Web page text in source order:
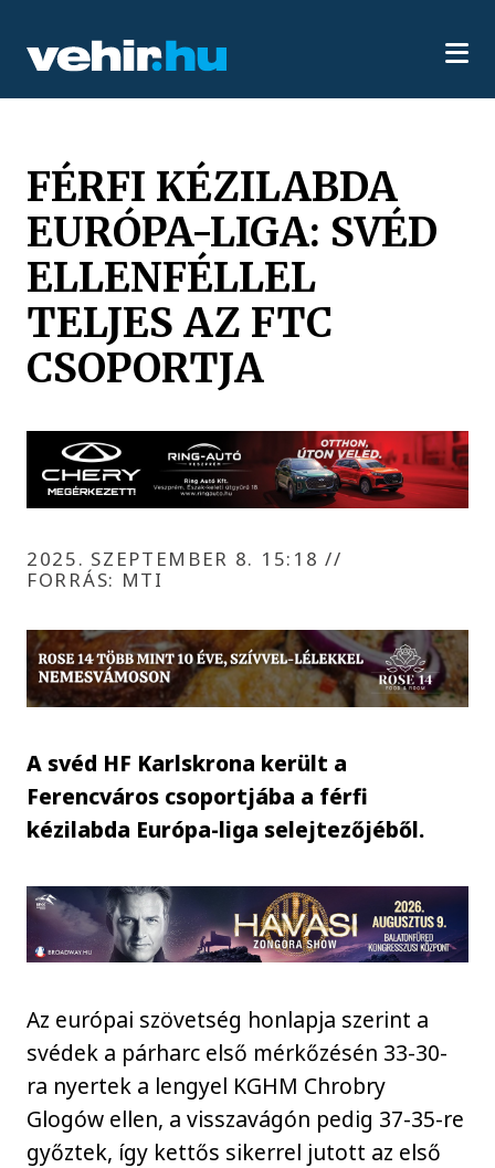
FÉRFI KÉZILABDA
EURÓPA-LIGA: SVÉD
ELLENFÉLLEL
TELJES AZ FTC
CSOPORTJA
2025. SZEPTEMBER 8. 15:18//
FORRÁS: MTI
A svéd HF Karlskrona került a
Ferencváros csoportjába a férfi
kézilabda Európa-liga selejtezőjéből.
Az európai szövetség honlapja szerint a
svédek a párharc első mérkőzésén 33-30-
ra nyertek a lengyel KGHM Chrobry
Glogów ellen, a visszavágón pedig 37-35-re
győztek, így kettős sikerrel jutott az első